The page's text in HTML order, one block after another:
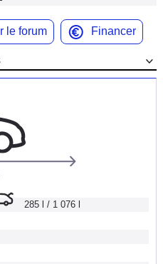
le forum Financer
285 l / 1 076 l